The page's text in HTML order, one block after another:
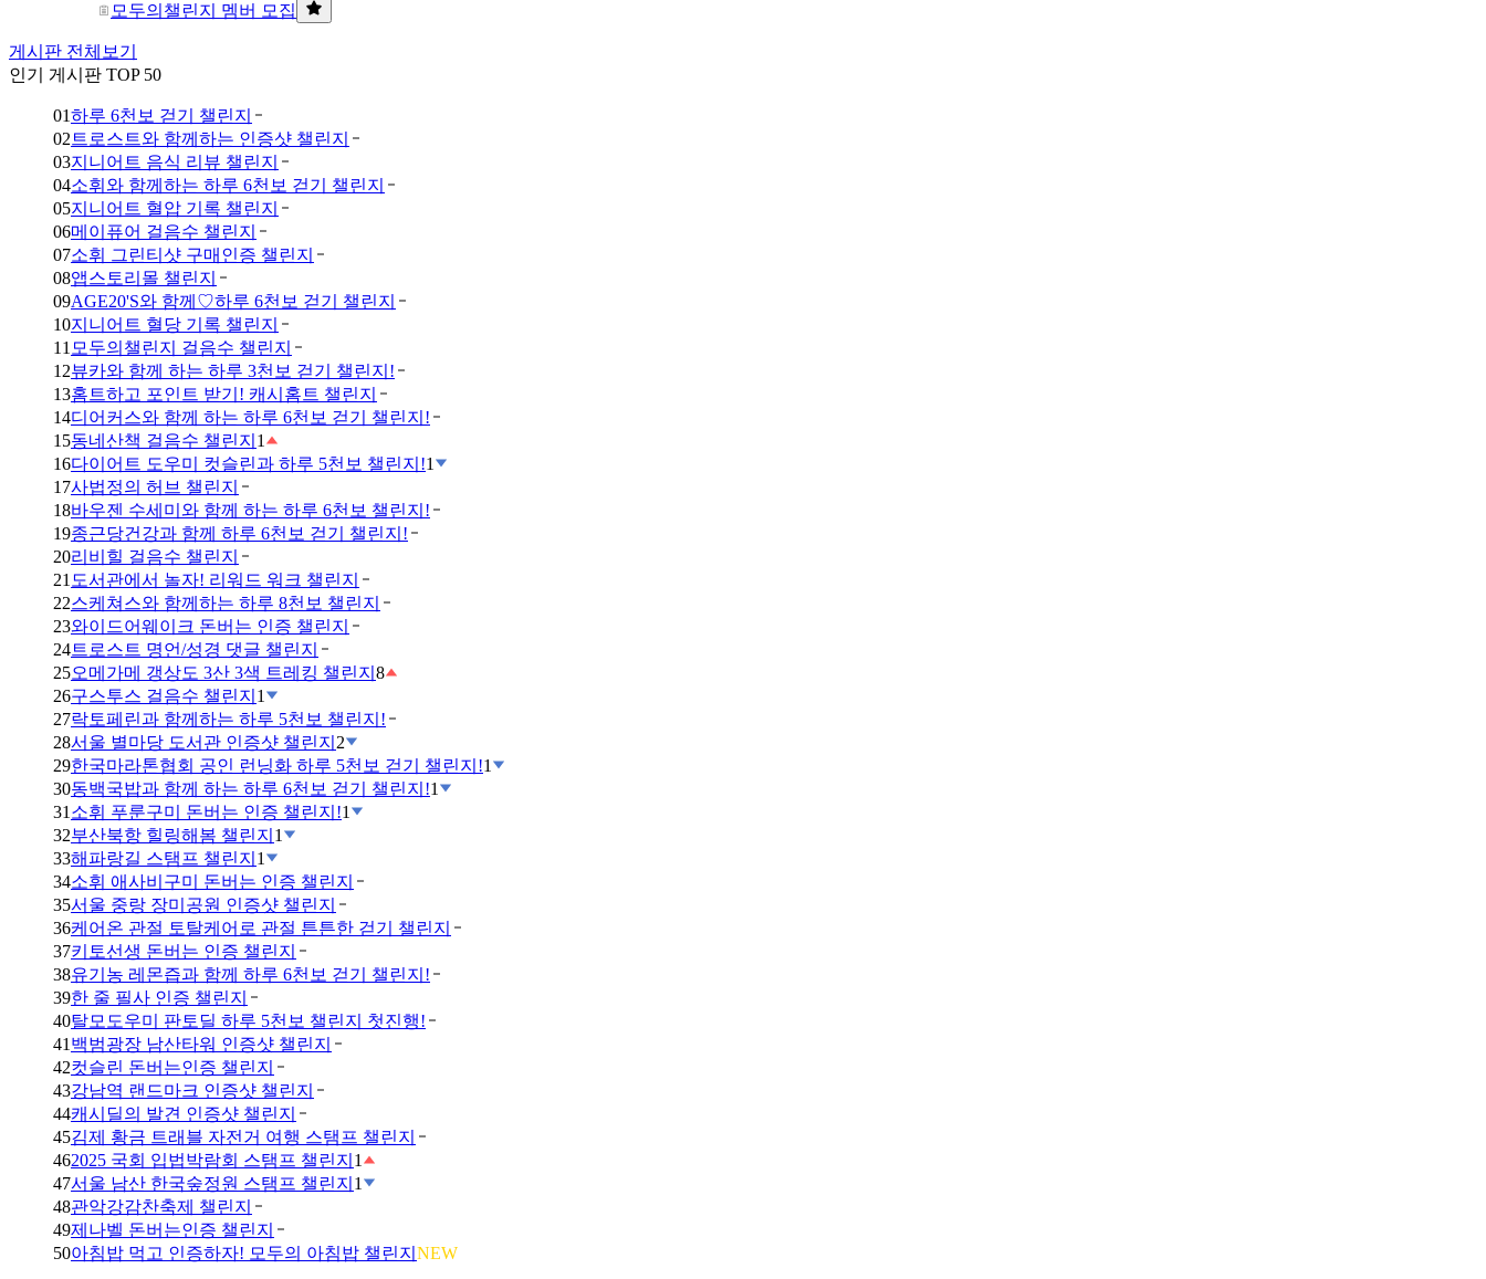
모두의챌린지 멤버 모집
게시판 전체보기
인기 게시판 TOP 50
01하루 6천보 걷기 챌린지
02 트로스트와 함께하는 인증샷 챌린지
03지니어트 음식 리뷰 챌린지
04소휘와 함께하는 하루 6천보 걷기 챌린지
05지니어트 혈압 기록 챌린지
06메이퓨어 걸음수 챌린지
07소휘 그린티샷 구매인증 챌린지
08앱스토리몰 챌린지
09AGE20'S와 함께♡하루 6천보 걷기 챌린지
10지니어트 혈당 기록 챌린지
11 모두의챌린지 걸음수 챌린지
12뷰카와 함께 하는 하루 3천보 걷기 챌린지!
13홈트하고 포인트 받기! 캐시홈트 챌린지
14디어커스와 함께 하는 하루 6천보 걷기 챌린지!
15동네산책 걸음수 챌린지 1
16다이어트 도우미 컷슬린과 하루 5천보 챌린지!1
17사법정의 허브 챌린지
18바우젠 수세미와 함께 하는 하루 6천보 챌린지!
19종근당건강과 함께 하루 6천보 걷기 챌린지!
20리비힐 걸음수 챌린지
21 도서관에서 놀자! 리워드 워크 챌린지
22스케쳐스와 함께하는 하루 8천보 챌린지
23와이드어웨이크 돈버는 인증 챌린지
24트로스트 명언/성경 댓글 챌린지
25오메가메 갱상도 3산 3색 트레킹 챌린지 8
26구스투스 걸음수 챌린지 1
27락토페린과 함께하는 하루 5천보 챌린지!
28서울 별마당 도서관 인증샷 챌린지 2
29한국마라톤협회 공인 런닝화 하루 5천보 걷기 챌린지!1
30동백국밥과 함께 하는 하루 6천보 걷기 챌린지!1
31 소휘 푸룬구미 돈버는 인증 챌린지!1
32부산북항 힐링해봄 챌린지 1
33해파랑길 스탬프 챌린지 1
34소휘 애사비구미 돈버는 인증 챌린지
35서울 중랑 장미공원 인증샷 챌린지
36케어온 관절 토탈케어로 관절 튼튼한 걷기 챌린지
37키토선생 돈버는 인증 챌린지
38유기농 레몬즙과 함께 하루 6천보 걷기 챌린지!
39한 줄 필사 인증 챌린지
40탈모도우미 판토딜 하루 5천보 챌린지 첫진행!
41 백범광장 남산타워 인증샷 챌린지
42컷슬린 돈버는인증 챌린지
43강남역 랜드마크 인증샷 챌린지
44캐시딜의 발견 인증샷 챌린지
45김제 황금 트래블 자전거 여행 스탬프 챌린지
462025 국회 입법박람회 스탬프 챌린지 1
47서울 남산 한국숲정원 스탬프 챌린지 1
48관악강감찬축제 챌린지
49제나벨 돈버는인증 챌린지
50아침밥 먹고 인증하자! 모두의 아침밥 챌린지 NEW